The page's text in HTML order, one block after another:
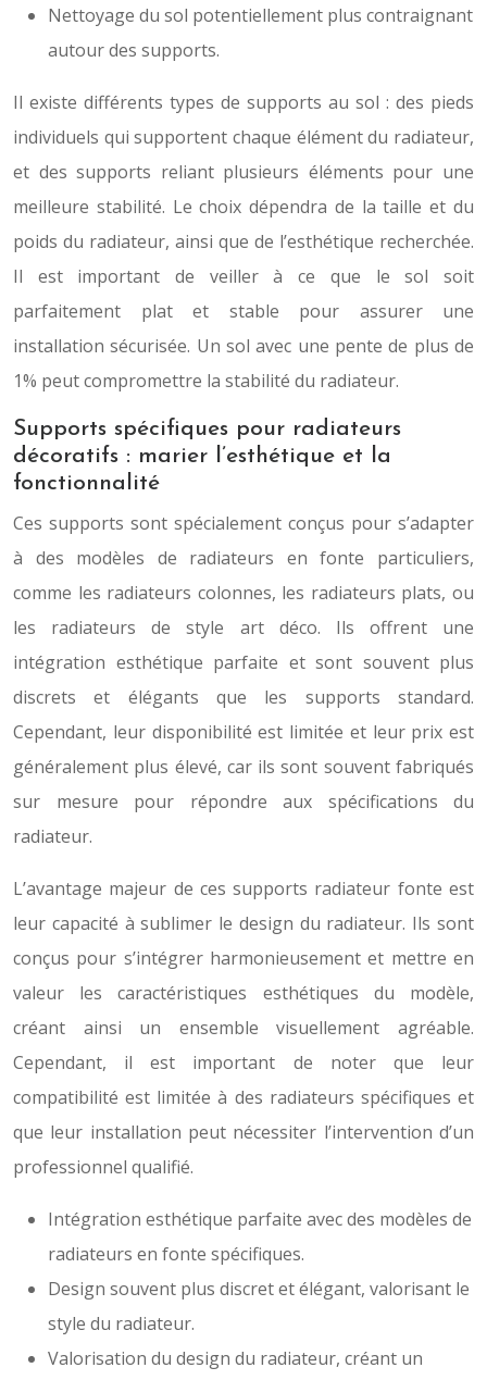
Nettoyage du sol potentiellement plus contraignant
autour des supports.
Il existe différents types de supports au sol : des pieds
individuels qui supportent chaque élément du radiateur,
et des supports reliant plusieurs éléments pour une
meilleure stabilité. Le choix dépendra de la taille et du
poids du radiateur, ainsi que de l’esthétique recherchée.
Il est important de veiller à ce que le sol soit
parfaitement plat et stable pour assurer une
installation sécurisée. Un sol avec une pente de plus de
1% peut compromettre la stabilité du radiateur.
Supports spécifiques pour radiateurs
décoratifs : marier l’esthétique et la
fonctionnalité
Ces supports sont spécialement conçus pour s’adapter
à des modèles de radiateurs en fonte particuliers,
comme les radiateurs colonnes, les radiateurs plats, ou
les radiateurs de style art déco. Ils offrent une
intégration esthétique parfaite et sont souvent plus
discrets et élégants que les supports standard.
Cependant, leur disponibilité est limitée et leur prix est
généralement plus élevé, car ils sont souvent fabriqués
sur mesure pour répondre aux spécifications du
radiateur.
L’avantage majeur de ces supports radiateur fonte est
leur capacité à sublimer le design du radiateur. Ils sont
conçus pour s’intégrer harmonieusement et mettre en
valeur les caractéristiques esthétiques du modèle,
créant ainsi un ensemble visuellement agréable.
Cependant, il est important de noter que leur
compatibilité est limitée à des radiateurs spécifiques et
que leur installation peut nécessiter l’intervention d’un
professionnel qualifié.
Intégration esthétique parfaite avec des modèles de
radiateurs en fonte spécifiques.
Design souvent plus discret et élégant, valorisant le
style du radiateur.
Valorisation du design du radiateur, créant un